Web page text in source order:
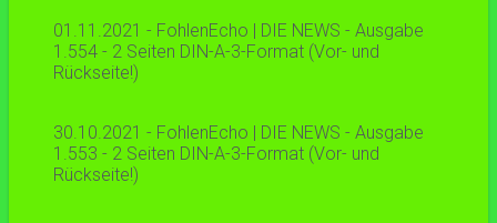
01.11.2021 - FohlenEcho | DIE NEWS - Ausgabe
1.554 - 2 Seiten DIN-A-3-Format (Vor- und
Rückseite!)
30.10.2021 - FohlenEcho | DIE NEWS - Ausgabe
1.553 - 2 Seiten DIN-A-3-Format (Vor- und
Rückseite!)